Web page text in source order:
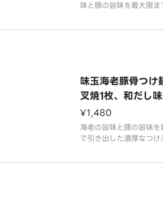
味と豚の旨味を最大限ま
るコシが強い太麺を合わ
サイドメニューも合わせ
味玉海老豚骨つけ
叉焼1枚、和だし
ほうれん草、薬味
し海老）
¥1,480
海老の旨味と豚の旨味を
で引き出した濃厚なつけ
せました。奥深い旨味は